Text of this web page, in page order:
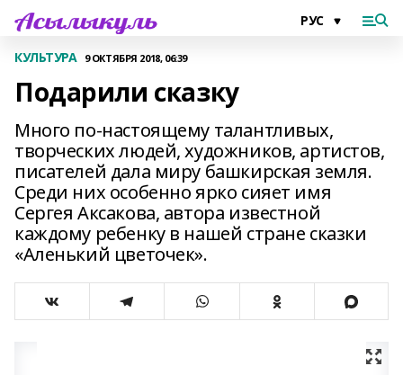
КУЛЬТУРА 9 ОКТЯБРЯ 2018, 06:39
Подарили сказку
Много по-настоящему талантливых,
творческих людей, художников, артистов,
писателей дала миру башкирская земля.
Среди них особенно ярко сияет имя
Сергея Аксакова, автора известной
каждому ребенку в нашей стране сказки
«Аленький цветочек».